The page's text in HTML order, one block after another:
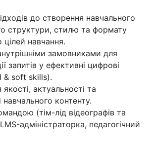
до створення навчального
структури, стилю та формату
цілей навчання.
замовниками для
запитів у ефективні цифрові
& soft skills).
актуальності та
навчального контенту.
(тім-лід відеографів та
адміністраторка, педагогічний